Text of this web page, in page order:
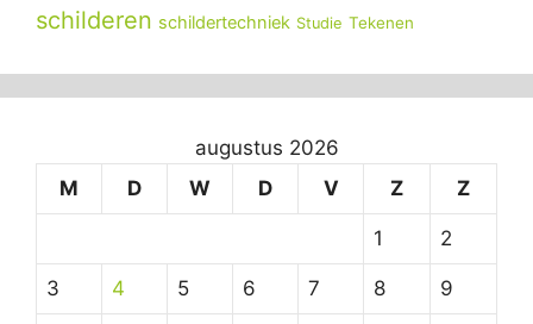
schilderen schildertechniek Studie Tekenen
augustus 2026
M
D W D V Z Z
1 2
3 4 5 6 7 8 9